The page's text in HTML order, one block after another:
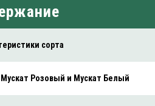
сорта
Мускат Розовый и Мускат Белый